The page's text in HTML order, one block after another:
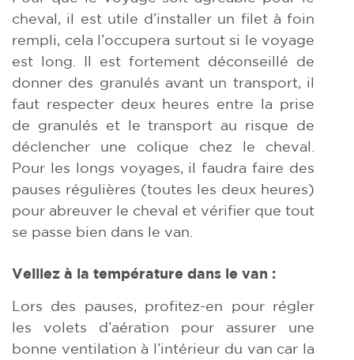
cheval, il est utile d’installer un filet à foin
rempli, cela l’occupera surtout si le voyage
est long. Il est fortement déconseillé de
donner des granulés avant un transport, il
faut respecter deux heures entre la prise
de granulés et le transport au risque de
déclencher une colique chez le cheval.
Pour les longs voyages, il faudra faire des
pauses régulières (toutes les deux heures)
pour abreuver le cheval et vérifier que tout
se passe bien dans le van.
Veillez à la température dans le van :
Lors des pauses, profitez-en pour régler
les volets d’aération pour assurer une
bonne ventilation à l’intérieur du van car la